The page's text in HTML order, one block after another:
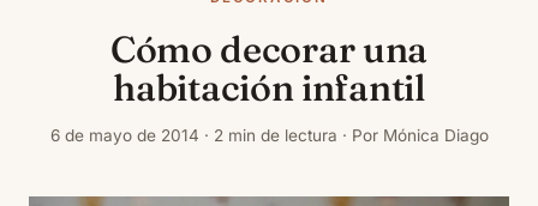
Cómo decorar una
habitación infantil
6 de mayo de 2014 · 2 min de lectura · Por Mónica Diago